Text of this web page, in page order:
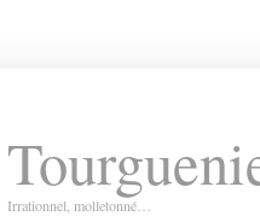
Irrationnel, molletonné…